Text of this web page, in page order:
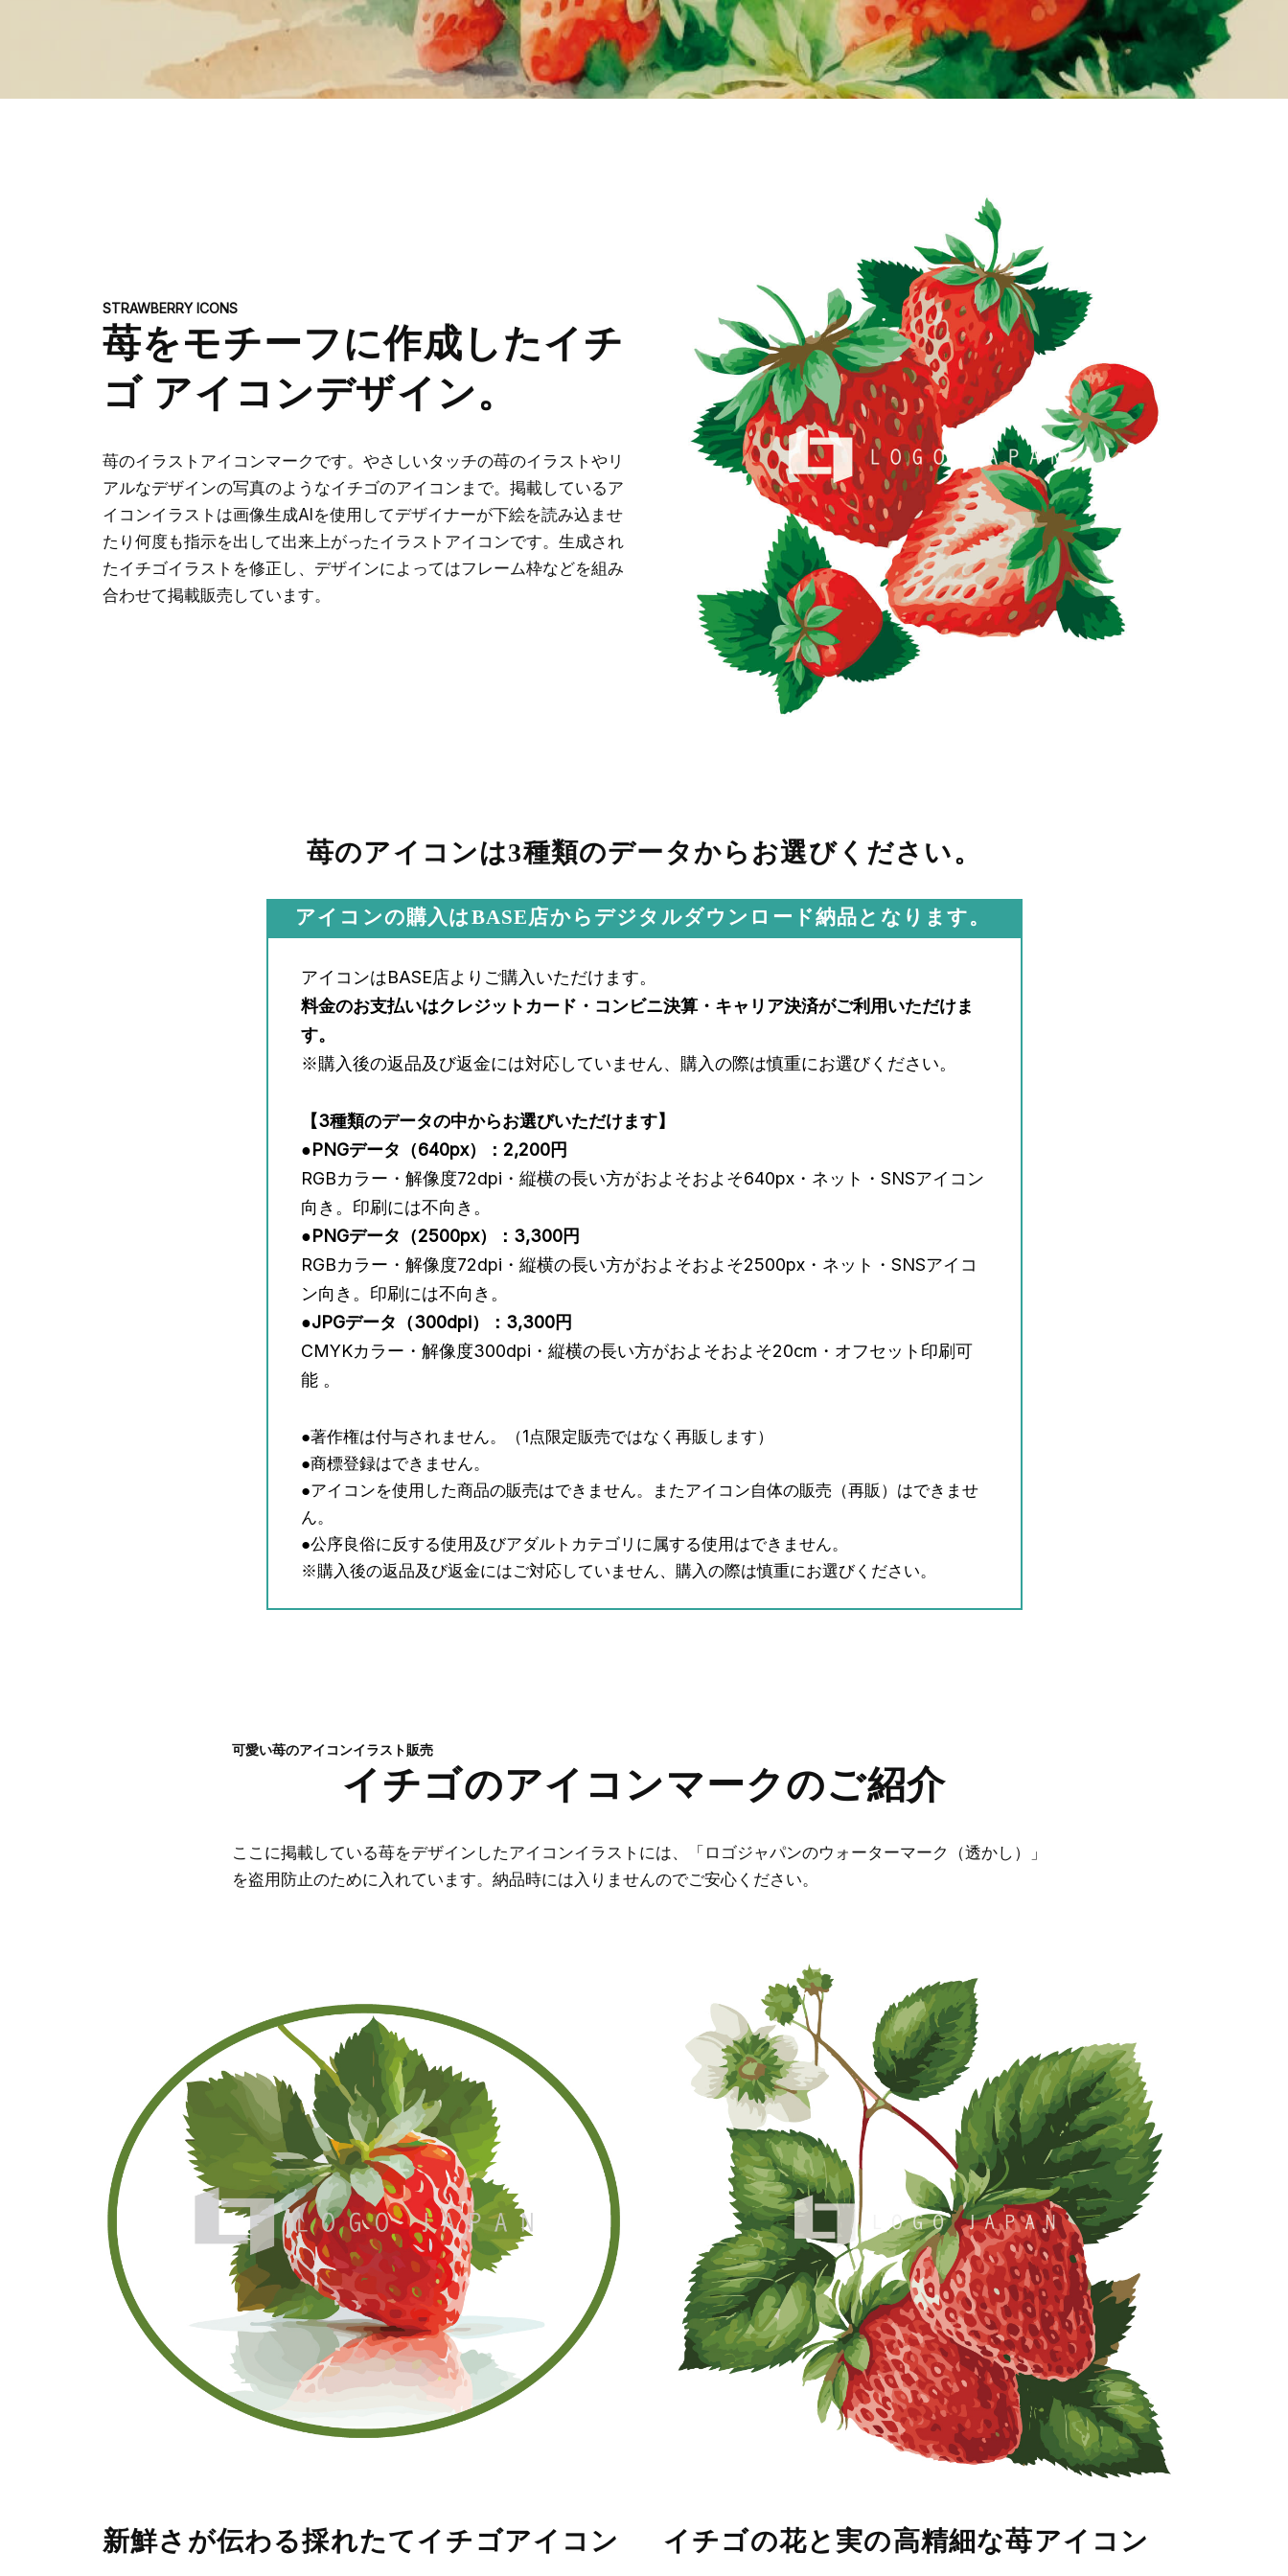
STRAWBERRY ICONS
苺をモチーフに作成したイチ
ゴ アイコンデザイン。
苺のイラストアイコンマークです。やさしいタッチの苺のイラストやリ
アルなデザインの写真のようなイチゴのアイコンまで。掲載しているア
イコンイラストは画像生成AIを使用してデザイナーが下絵を読み込ませ
たり何度も指示を出して出来上がったイラストアイコンです。生成され
たイチゴイラストを修正し、デザインによってはフレーム枠などを組み
合わせて掲載販売しています。
苺のアイコンは3種類のデータからお選びください。
アイコンの購入はBASE店からデジタルダウンロード納品となります。
アイコンはBASE店よりご購入いただけます。
料金のお支払いはクレジットカード・コンビニ決算・キャリア決済がご利用いただけま
す。
※購入後の返品及び返金には対応していません、購入の際は慎重にお選びください。
【3種類のデータの中からお選びいただけます】
●PNGデータ（640px）：2,200円
RGBカラー・解像度72dpi・縦横の長い方がおよそおよそ640px・ネット・SNSアイコン
向き。印刷には不向き。
●PNGデータ （2500px）
：3,300円
RGBカラー・解像度72dpi・縦横の長い方がおよそおよそ2500px・ネット・SNSアイコ
ン向き。印刷には不向き。
●JPGデータ （300dpi）
：3,300円
CMYKカラー・解像度300dpi・縦横の長い方がおよそおよそ20cm・オフセット印刷可
能 。
●著作権は付与されません。（1点限定販売ではなく再販します）
●商標登録はできません。
●アイコンを使用した商品の販売はできません。またアイコン自体の販売（再販）はできませ
ん。
●公序良俗に反する使用及びアダルトカテゴリに属する使用はできません。
※購入後の返品及び返金にはご対応していません、購入の際は慎重にお選びください。
可愛い苺のアイコンイラスト販売
イチゴのアイコンマークのご紹介
ここに掲載している苺をデザインしたアイコンイラストには、「ロゴジャパンのウォーターマーク（透かし）」
を盗用防止のために入れています。納品時には入りませんのでご安心ください。
新鮮さが伝わる採れたてイチゴアイコン イチゴの花と実の高精細な苺アイコン